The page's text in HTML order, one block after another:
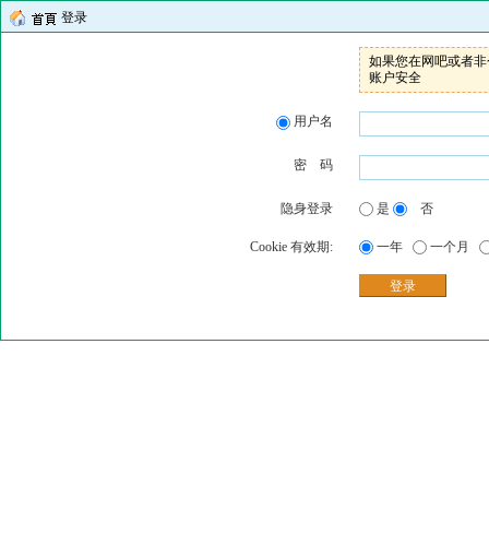
登录
如果您在网吧或者
账户安全
用户名
密 码
隐身登录 是 否
Cookie 有效期: 一年 一个月